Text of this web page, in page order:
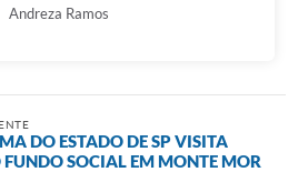
Andreza Ramos
DO ESTADO DE SP VISITA
FUNDO SOCIAL EM MONTE MOR